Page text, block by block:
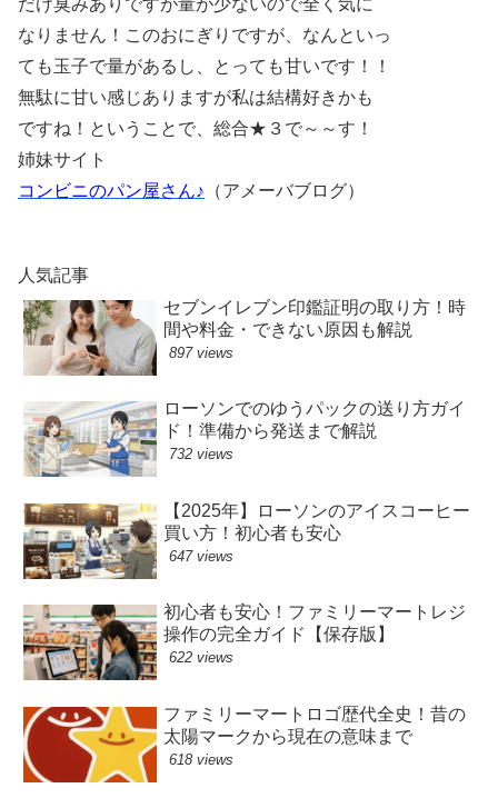
だけ臭みありですが量が少ないので全く気に
なりません！このおにぎりですが、なんといっ
ても玉子で量があるし、とっても甘いです！！
無駄に甘い感じありますが私は結構好きかも
ですね！ということで、総合★３で～～す！
姉妹サイト
コンビニのパン屋さん♪ （アメーバブログ）
人気記事
セブンイレブン印鑑証明の取り方！時
間や料金・できない原因も解説
897 views
ローソンでのゆうパックの送り方ガイ
ド！準備から発送まで解説
732 views
【2025年】ローソンのアイスコーヒー
買い方！初心者も安心
647 views
初心者も安心！ファミリーマートレジ
操作の完全ガイド【保存版】
622 views
ファミリーマートロゴ歴代全史！昔の
太陽マークから現在の意味まで
618 views